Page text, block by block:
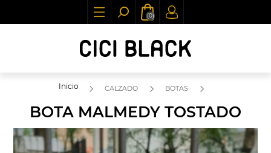
(0)
Inicio CALZADO BOTAS
BOTA MALMEDY TOSTADO